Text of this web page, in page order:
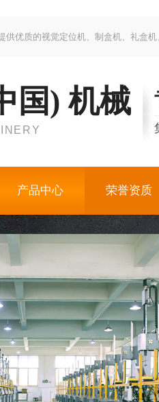
供优质的视觉定位机、制盒机、礼盒
国) 机械
产品中心 荣誉资质